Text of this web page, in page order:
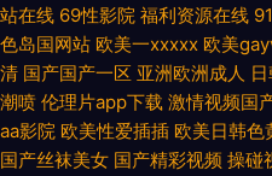
午夜无码导航 51视频偷拍 91网红在
国产素人 久久伊人国产 青娱乐超清
神原创 97艹艹 岛国成人福利影院 韩
站在线 69性影院 福利资源在线
色岛国网站 欧美一xxxxx 欧美
清 国产国产一区 亚洲欧洲成人
潮喷 伦理片app下载 激情视频国
aa影院 欧美性爱插插 欧美日韩色
国产丝袜美女 国产精彩视频 操碰